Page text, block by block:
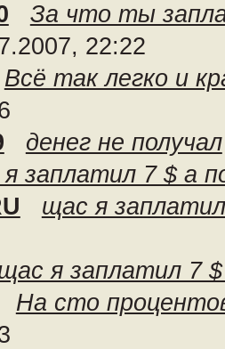
За что ты
22:22
Всё так легко и
денег не получал
заплатил 7 $ а
щас я
я заплатил 7
На сто